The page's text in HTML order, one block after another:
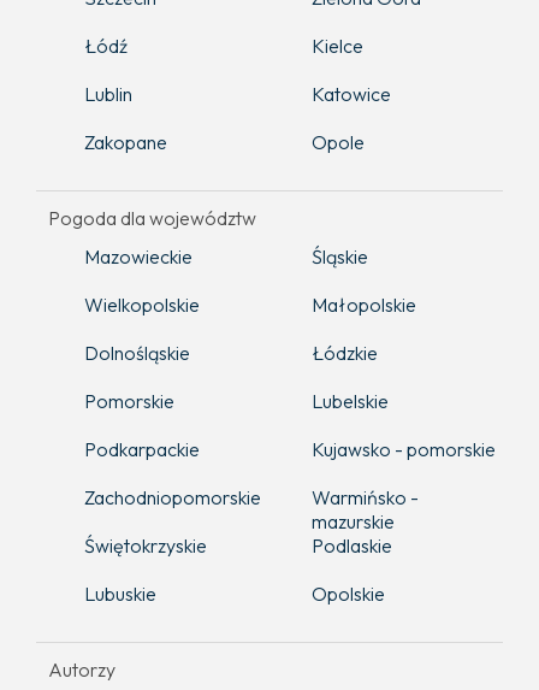
Łódź
Kielce
Lublin
Katowice
Zakopane
Opole
Pogoda dla województw
Mazowieckie
Śląskie
Wielkopolskie
Małopolskie
Dolnośląskie
Łódzkie
Pomorskie
Lubelskie
Podkarpackie
Kujawsko - pomorskie
Zachodniopomorskie
Warmińsko -
mazurskie
Świętokrzyskie
Podlaskie
Lubuskie
Opolskie
Autorzy